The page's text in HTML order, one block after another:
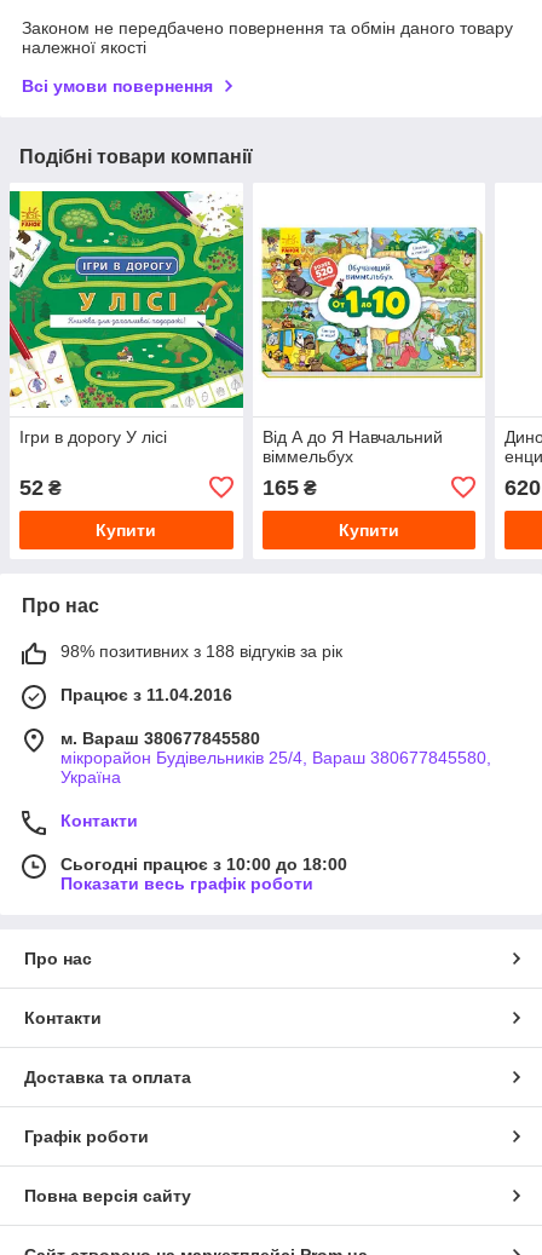
Законом не передбачено повернення та обмін даного товару
належної якості
Всі умови повернення
Подібні товари компанії
Ігри в дорогу У лісі
52 ₴
Купити
Від А до Я Навчальний
віммельбух
165₴
Купити
620
Про нас
98% позитивних з 188 відгуків за рік
Працює з 11.04.2016
м. Вараш 380677845580
мікрорайон Будівельників 25/4, Вараш 380677845580,
Україна
Контакти
Сьогодні працює з 10:00 до 18:00
Показати весь графік роботи
Про нас
Контакти
Доставка та оплата
Графік роботи
Повна версія сайту